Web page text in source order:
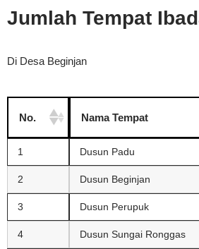
Jumlah Tempat
Di Desa Beginjan
No. Nama Tempat
1 Dusun Padu
2 Dusun Beginjan
3 Dusun Perupuk
4 Dusun Sungai Ronggas